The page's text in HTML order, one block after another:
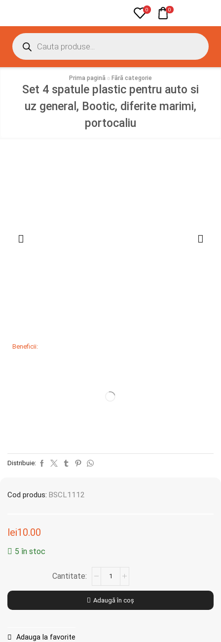
0 0
Prima pagină Fără categorie
Set 4 spatule plastic pentru auto si
uz general, Bootic, diferite marimi,
portocaliu
Beneficii:
Distribuie:
Cod produs: BSCL1112
lei10.00
5 în stoc
Adaugă în coș
Adauga la favorite